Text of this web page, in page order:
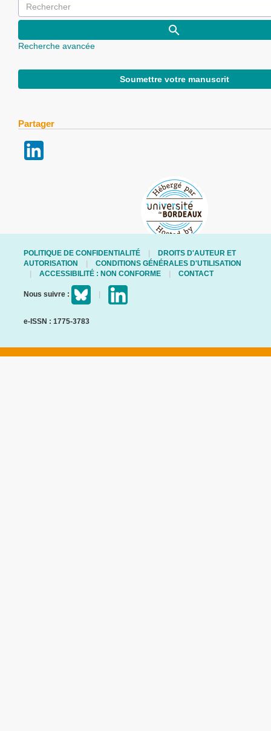
Recherche avancée
Soumettre votre manuscrit
Partager
POLITIQUE DE CONFIDENTIALITÉ
DROITS D'AUTEUR ET
AUTORISATION
CONDITIONS GÉNÉRALES D'UTILISATION
ACCESSIBILITÉ : NON CONFORME
CONTACT
Nous suivre :
e-ISSN : 1775-3783